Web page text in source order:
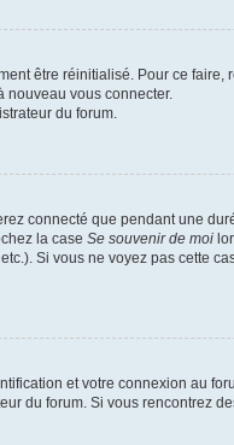
être réinitialisé. Pour ce
nouveau vous connecter.
du forum.
connecté que pendant une
la case Se souvenir de moi
Si vous ne voyez pas cette
et votre connexion au
du forum. Si vous rencontrez